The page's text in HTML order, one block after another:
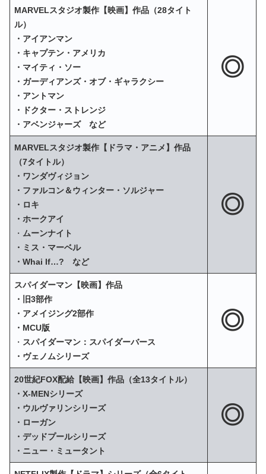
MARVELスタジオ製作【映画】作品（28タイト
ル）
・アイアンマン
・キャプテン・アメリカ
・マイティ・ソー
・ガーディアンズ・オブ・ギャラクシー
・アントマン
・ドクター・ストレンジ
・アベンジャーズ など
◎
MARVELスタジオ製作【ドラマ・アニメ】作品
（7タイトル）
・ワンダヴィジョン
・ファルコン＆ウィンター・ソルジャー
・ロキ
・ホークアイ
・ ムーンナイト
・ミス・マーベル
・Whai If…? など
◎
スパイダーマン【映画】作品
・旧3部作
・アメイジング2部作
・MCU版
・ スパイダーマン：スパイダーバース
・ヴェノムシリーズ
◎
20世紀FOX配給【映画】作品（全13タイトル）
・X‐MENシリーズ
・ウルヴァリンシリーズ
・ローガン
・デッドプールシリーズ
・ニュー・ミュータント
◎